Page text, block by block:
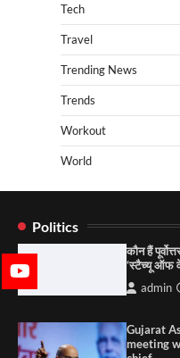
Tech
Travel
Trending News
Trends
Workout
World
Politics
कौन हैं
‘स्टैच्यू ऑफ
admin
Gujarat
meeting